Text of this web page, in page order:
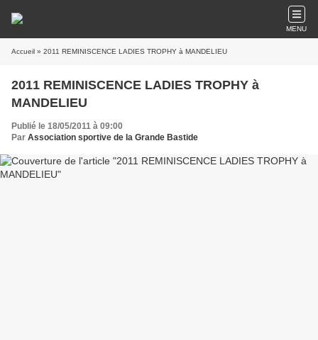
MENU
Accueil » 2011 REMINISCENCE LADIES TROPHY à MANDELIEU
2011 REMINISCENCE LADIES TROPHY à
MANDELIEU
Publié le 18/05/2011 à 09:00
Par Association sportive de la Grande Bastide